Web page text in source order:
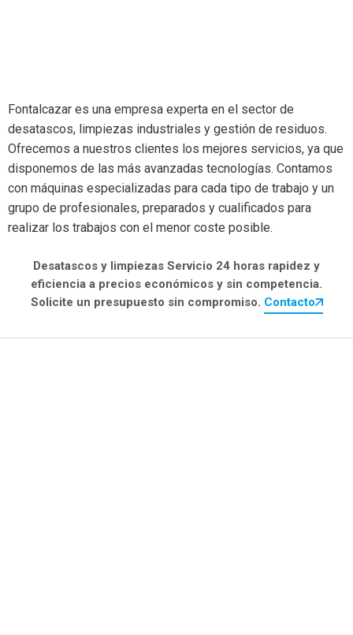
Fontalcazar es una empresa experta en el sector de
desatascos, limpiezas industriales y gestión de residuos.
Ofrecemos a nuestros clientes los mejores servicios, ya que
disponemos de las más avanzadas tecnologías. Contamos
con máquinas especializadas para cada tipo de trabajo y un
grupo de profesionales, preparados y cualificados para
realizar los trabajos con el menor coste posible.
Desatascos y limpiezas Servicio 24 horas rapidez y
eficiencia a precios económicos y sin competencia.
Solicite un presupuesto sin compromiso. Contacto